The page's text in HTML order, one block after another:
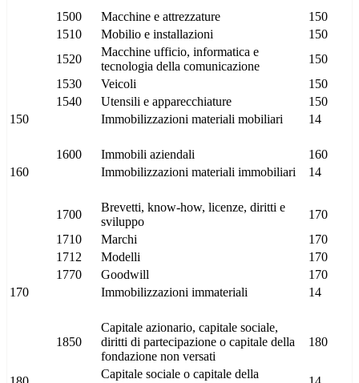
1500 Macchine e attrezzature
150
1510
Mobilio e installazioni
150
1520
Macchine ufficio, informatica e
tecnologia della comunicazione
150
1530
Veicoli
150
1540
Utensili e apparecchiature
150
150
Immobilizzazioni materiali mobiliari 14
1600 Immobili aziendali
160
160
Immobilizzazioni materiali immobiliari 14
1700
Brevetti, know-how, licenze, diritti e
sviluppo
170
1710
Marchi
170
1712
Modelli
170
1770
Goodwill
170
170
Immobilizzazioni immateriali 14
1850
Capitale azionario, capitale sociale,
diritti di partecipazione o capitale della
fondazione non versati
180
Capitale sociale o capitale della